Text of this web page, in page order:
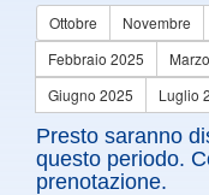
Ottobre Novembre
Febbraio 2025
Giugno 2025
Luglio
Presto saranno
questo periodo.
prenotazione.